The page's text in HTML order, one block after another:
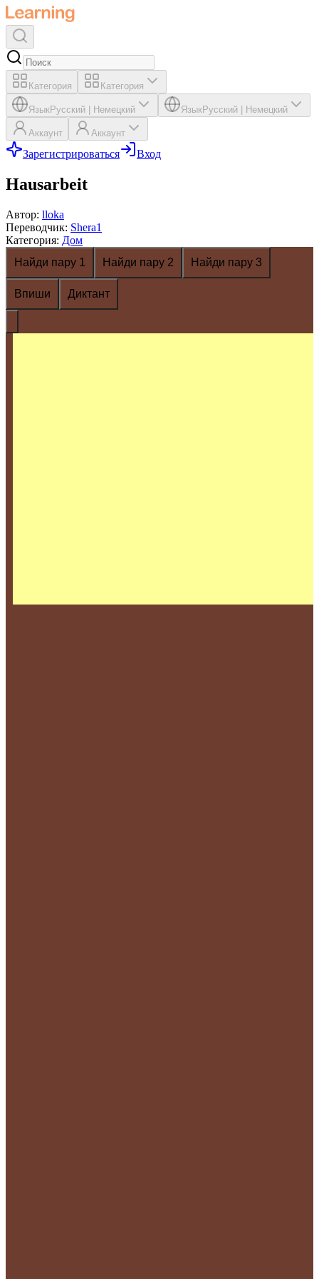
Категория Категория
ЯзыкРусский Немецкий ЯзыкРусский Немецкий
Аккаунт Аккаунт
Зарегистрироваться Вход
Hausarbeit
Автор: lloka
Переводчик: Shera1
Категория: Дом
Найди пару 1
Найди пару 2 Найди пару 3
Впиши Диктант